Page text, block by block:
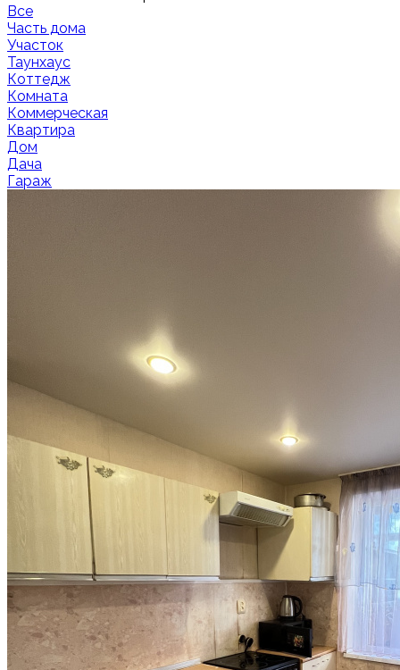
Все
Часть дома
Участок
Таунхаус
Коттедж
Комната
Коммерческая
Квартира
Дом
Дача
Гараж